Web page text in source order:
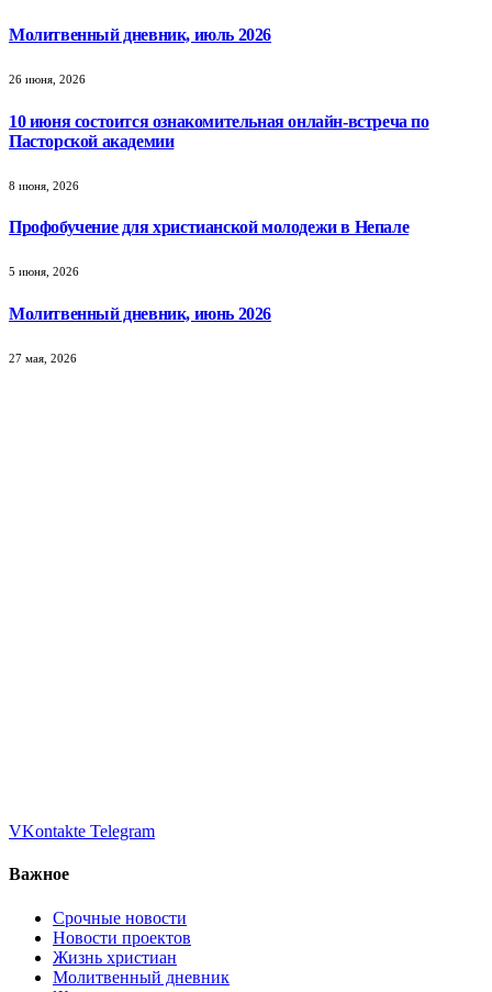
Молитвенный дневник, июль 2026
26 июня, 2026
10 июня состоится ознакомительная онлайн-встреча по
Пасторской академии
8 июня, 2026
Профобучение для христианской молодежи в Непале
5 июня, 2026
Молитвенный дневник, июнь 2026
27 мая, 2026
VKontakte Telegram
Важное
Срочные новости
Новости проектов
Жизнь христиан
Молитвенный дневник